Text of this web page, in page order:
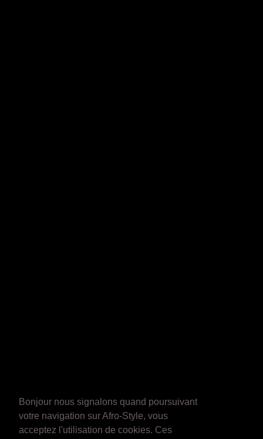
Bonjour nous signalons quand poursuivant
votre navigation sur Afro-Style, vous
acceptez l'utilisation de cookies. Ces